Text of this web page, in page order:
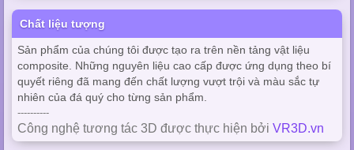
Chất liệu tượng
Sản phẩm của chúng tôi được tạo ra trên nền tảng vật liệu
composite. Những nguyên liệu cao cấp được ứng dụng theo bí
quyết riêng đã mang đến chất lượng vượt trội và màu sắc tự
nhiên của đá quý cho từng sản phẩm.
----------
Công nghệ tương tác 3D được thực hiện bởi VR3D.vn